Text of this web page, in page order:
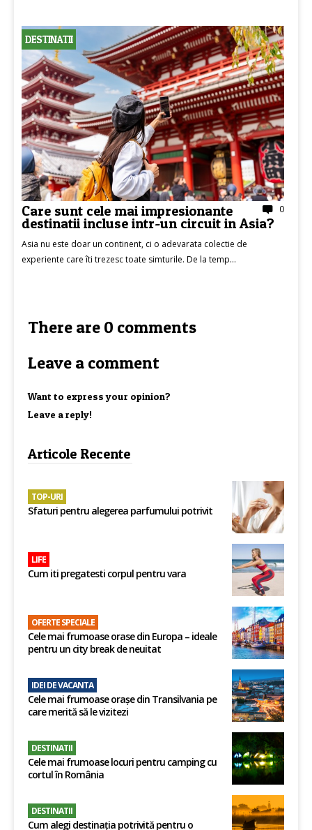
DESTINATII
0
Care sunt cele mai impresionante
destinatii incluse intr-un circuit in Asia?
Asia nu este doar un continent, ci o adevarata colectie de
experiente care îti trezesc toate simturile. De la temp...
There are 0 comments
Leave a comment
Want to express your opinion?
Leave a reply!
Articole Recente
TOP-URI
Sfaturi pentru alegerea parfumului potrivit
LIFE
Cum iti pregatesti corpul pentru vara
OFERTE SPECIALE
Cele mai frumoase orase din Europa – ideale
pentru un city break de neuitat
IDEI DE VACANTA
Cele mai frumoase orașe din Transilvania pe
care merită să le vizitezi
DESTINATII
Cele mai frumoase locuri pentru camping cu
cortul în România
DESTINATII
Cum alegi destinația potrivită pentru o